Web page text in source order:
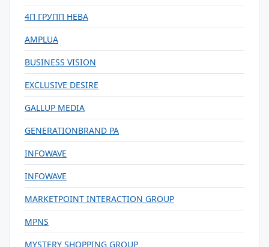
4П ГРУПП НЕВА
AMPLUA
BUSINESS VISION
EXCLUSIVE DESIRE
GALLUP MEDIA
GENERATIONBRAND РА
INFOWAVE
INFOWAVE
MARKETPOINT INTERACTION GROUP
MPNS
MYSTERY SHOPPING GROUP